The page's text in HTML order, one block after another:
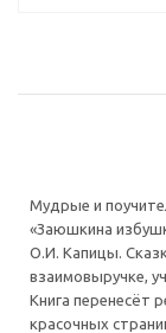
Мудрые и
«Заюшкина
О.И. Капицы.
взаимовыручке,
Книга перенесёт
красочных